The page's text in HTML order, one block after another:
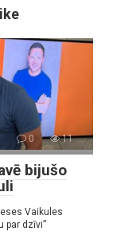
0 11
bijušo
Vaikules
par dzīvi”